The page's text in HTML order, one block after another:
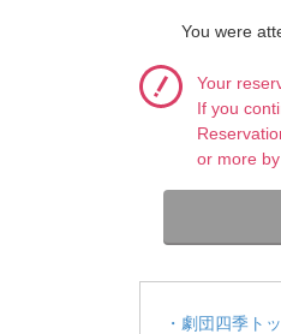
You were
Your
If you
or more
・劇団四季ト